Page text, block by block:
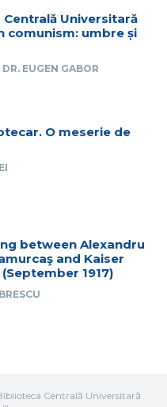
Universitară
comunism: umbre și
EUGEN GABOR
O meserie de
between Alexandru
and Kaiser
1917)
Centrală Universitară